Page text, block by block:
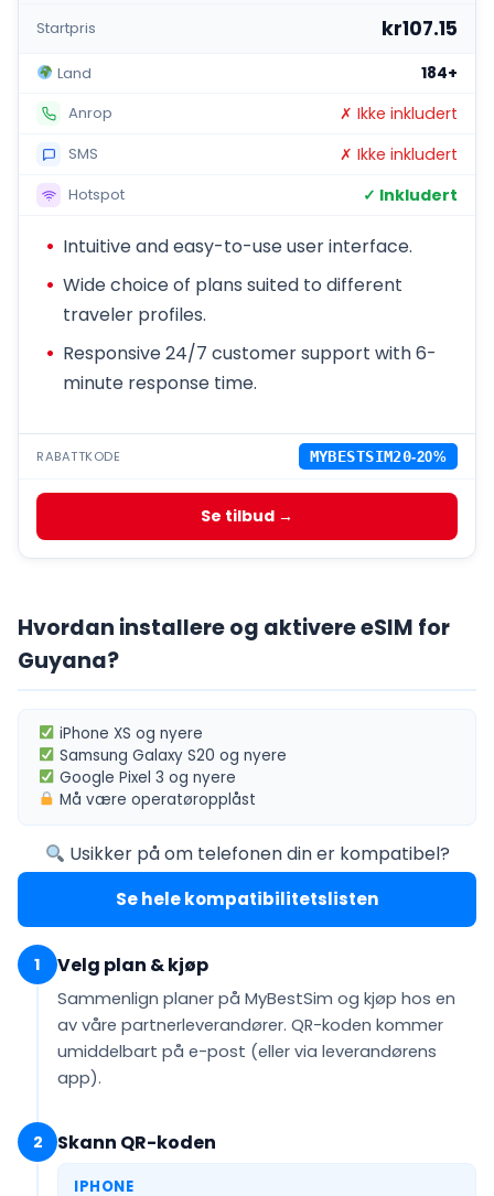
Startpris kr107.15
Land 184+
Anrop ✗ Ikke inkludert
SMS ✗ Ikke inkludert
Hotspot ✓ Inkludert
Intuitive and easy-to-use user interface.
Wide choice of plans suited to different
traveler profiles.
Responsive 24/7 customer support with 6-
minute response time.
RABATTKODE MYBESTSIM20-20%
Se tilbud →
Hvordan installere og aktivere eSIM for
Guyana?
iPhone XS og nyere
Samsung Galaxy S20 og nyere
Google Pixel 3 og nyere
Må væreoperatøropplåst
Usikker på om telefonen din er kompatibel?
Se hele kompatibilitetslisten
1 Velg plan & kjøp
Sammenlign planer på MyBestSim og kjøp hos en
av våre partnerleverandører. QR-koden kommer
umiddelbart på e-post (eller via leverandørens
app).
2 Skann QR-koden
IPHONE